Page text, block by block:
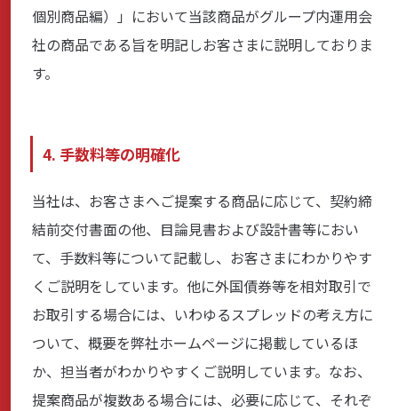
個別商品編）」において当該商品がグループ内運用会
社の商品である旨を明記しお客さまに説明しておりま
す。
4. 手数料等の明確化
当社は、お客さまへご提案する商品に応じて、契約締
結前交付書面の他、目論見書および設計書等におい
て、手数料等について記載し、お客さまにわかりやす
くご説明をしています。他に外国債券等を相対取引で
お取引する場合には、いわゆるスプレッドの考え方に
ついて、概要を弊社ホームページに掲載しているほ
か、担当者がわかりやすくご説明しています。なお、
提案商品が複数ある場合には、必要に応じて、それぞ